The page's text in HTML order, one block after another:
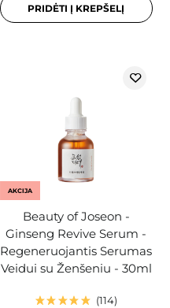
PRIDĖTI Į KREPŠELĮ
AKCIJA
Beauty of Joseon -
Ginseng Revive Serum -
Regeneruojantis Serumas
Veidui su Ženšeniu - 30ml
114